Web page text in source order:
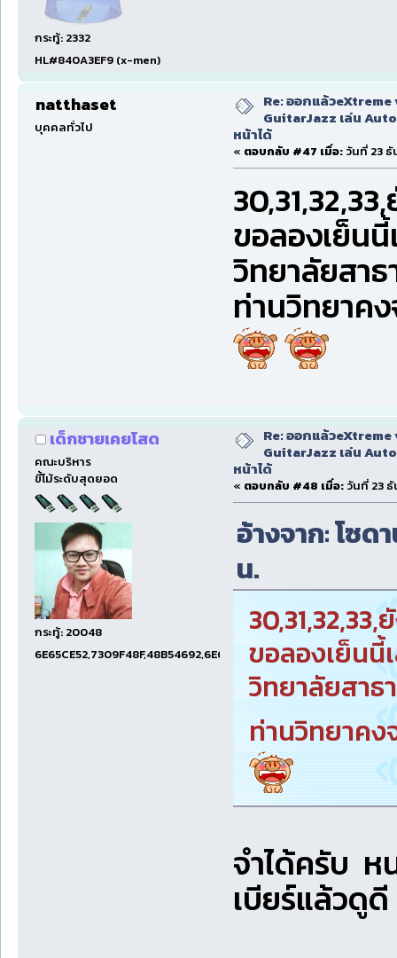
กระทู้: 2332
HL#840A3EF9 (x-men)
natthaset
บุคคลทั่วไป
Re: ออกแล้ว
GuitarJazz เล่น
หน้าได้
« ตอบกลับ #47 เมื่อ: วันที่ 23 ธั
ขอลองเย็น
วิทยาลัยสา
ท่านวิทยาค
เด็กชายเคยโสด
คณะบริหาร
ขี้โม้ระดับสุดยอด
กระทู้: 20048
6E65CE52,7309F48F,48B54692,6E674E74,1E001EF5
Re: ออกแล้ว
GuitarJazz เล่น
หน้าได้
« ตอบกลับ #48 เมื่อ: วันที่ 23
อ้างจาก: โซด
น.
ขอลองเย็นนี้
วิทยาลัยสา
ท่านวิทยาค
จำได้ครับ ห
เบียร์แล้วดู